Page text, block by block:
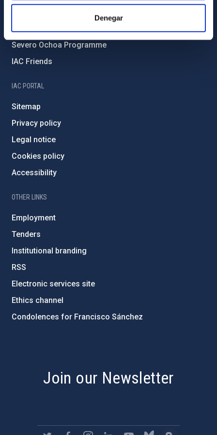
Denegar
External funding
Severo Ochoa Programme
IAC Friends
IAC PORTAL
Sitemap
Privacy policy
Legal notice
Cookies policy
Accessibility
OTHER LINKS
Employment
Tenders
Institutional branding
RSS
Electronic services site
Ethics channel
Condolences for Francisco Sánchez
Join our Newsletter